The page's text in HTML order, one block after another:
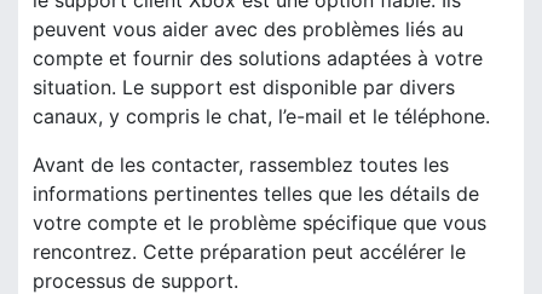
peuvent vous aider avec des problèmes liés au
compte et fournir des solutions adaptées à votre
situation. Le support est disponible par divers
canaux, y compris le chat, l’e-mail et le téléphone.
Avant de les contacter, rassemblez toutes les
informations pertinentes telles que les détails de
votre compte et le problème spécifique que vous
rencontrez. Cette préparation peut accélérer le
processus de support.